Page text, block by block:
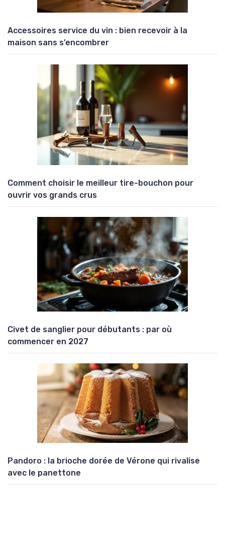
Accessoires service du vin : bien recevoir à la
maison sans s’encombrer
Comment choisir le meilleur tire-bouchon pour
ouvrir vos grands crus
Civet de sanglier pour débutants : par où
commencer en 2027
Pandoro : la brioche dorée de Vérone qui rivalise
avec le panettone